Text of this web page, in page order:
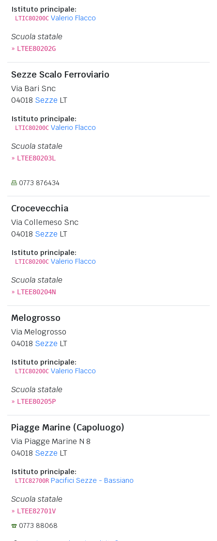
Istituto principale:
LTIC80200C Valerio Flacco
Scuola statale
» LTEE80202G
Sezze Scalo Ferroviario
Via Bari Snc
04018 Sezze LT
Istituto principale:
LTIC80200C Valerio Flacco
Scuola statale
» LTEE80203L
0773 876434
Crocevecchia
Via Collemeso Snc
04018 Sezze LT
Istituto principale:
LTIC80200C Valerio Flacco
Scuola statale
» LTEE80204N
Melogrosso
Via Melogrosso
04018 Sezze LT
Istituto principale:
LTIC80200C Valerio Flacco
Scuola statale
» LTEE80205P
Piagge Marine (Capoluogo)
Via Piagge Marine N 8
04018 Sezze LT
Istituto principale:
LTIC82700R Pacifici Sezze - Bassiano
Scuola statale
» LTEE82701V
0773 88068